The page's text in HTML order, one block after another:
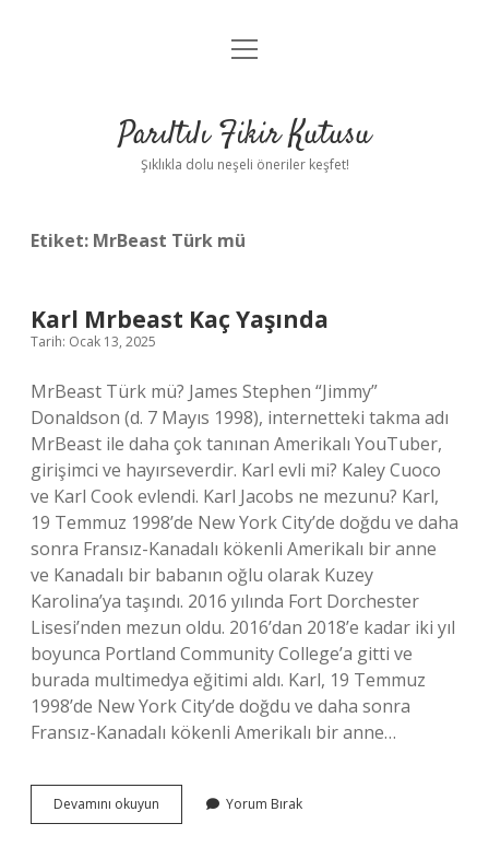
Anasayfa
Yasal Uyarı
menüyü
Parıltılı Fikir Kutusu
Şıklıkla dolu neşeli öneriler keşfet!
Etiket: MrBeast Türk mü
Karl Mrbeast Kaç Yaşında
Tarih: Ocak 13, 2025
MrBeast Türk mü? James Stephen “Jimmy”
Donaldson (d. 7 Mayıs 1998), internetteki takma adı
MrBeast ile daha çok tanınan Amerikalı YouTuber,
girişimci ve hayırseverdir. Karl evli mi? Kaley Cuoco
ve Karl Cook evlendi. Karl Jacobs ne mezunu? Karl,
19 Temmuz 1998’de New York City’de doğdu ve daha
sonra Fransız-Kanadalı kökenli Amerikalı bir anne
ve Kanadalı bir babanın oğlu olarak Kuzey
Karolina’ya taşındı. 2016 yılında Fort Dorchester
Lisesi’nden mezun oldu. 2016’dan 2018’e kadar iki yıl
boyunca Portland Community College’a gitti ve
burada multimedya eğitimi aldı. Karl, 19 Temmuz
1998’de New York City’de doğdu ve daha sonra
Fransız-Kanadalı kökenli Amerikalı bir anne…
Devamını okuyun
Mrbeast
Yorum Bırak